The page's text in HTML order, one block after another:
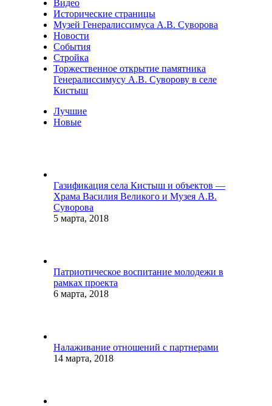
Видео
Исторические страницы
Музей Генералиссимуса А.В. Суворова
Новости
События
Стройка
Торжественное открытие памятника
Генералиссимусу А.В. Суворову в селе
Кистыш
Лучшие
Новые
Газификация села Кистыш и объектов —
Храма Василия Великого и Музея А.В.
Суворова
5 марта, 2018
Патриотическое воспитание молодежи в
рамках проекта
6 марта, 2018
Налаживание отношений с партнерами
14 марта, 2018